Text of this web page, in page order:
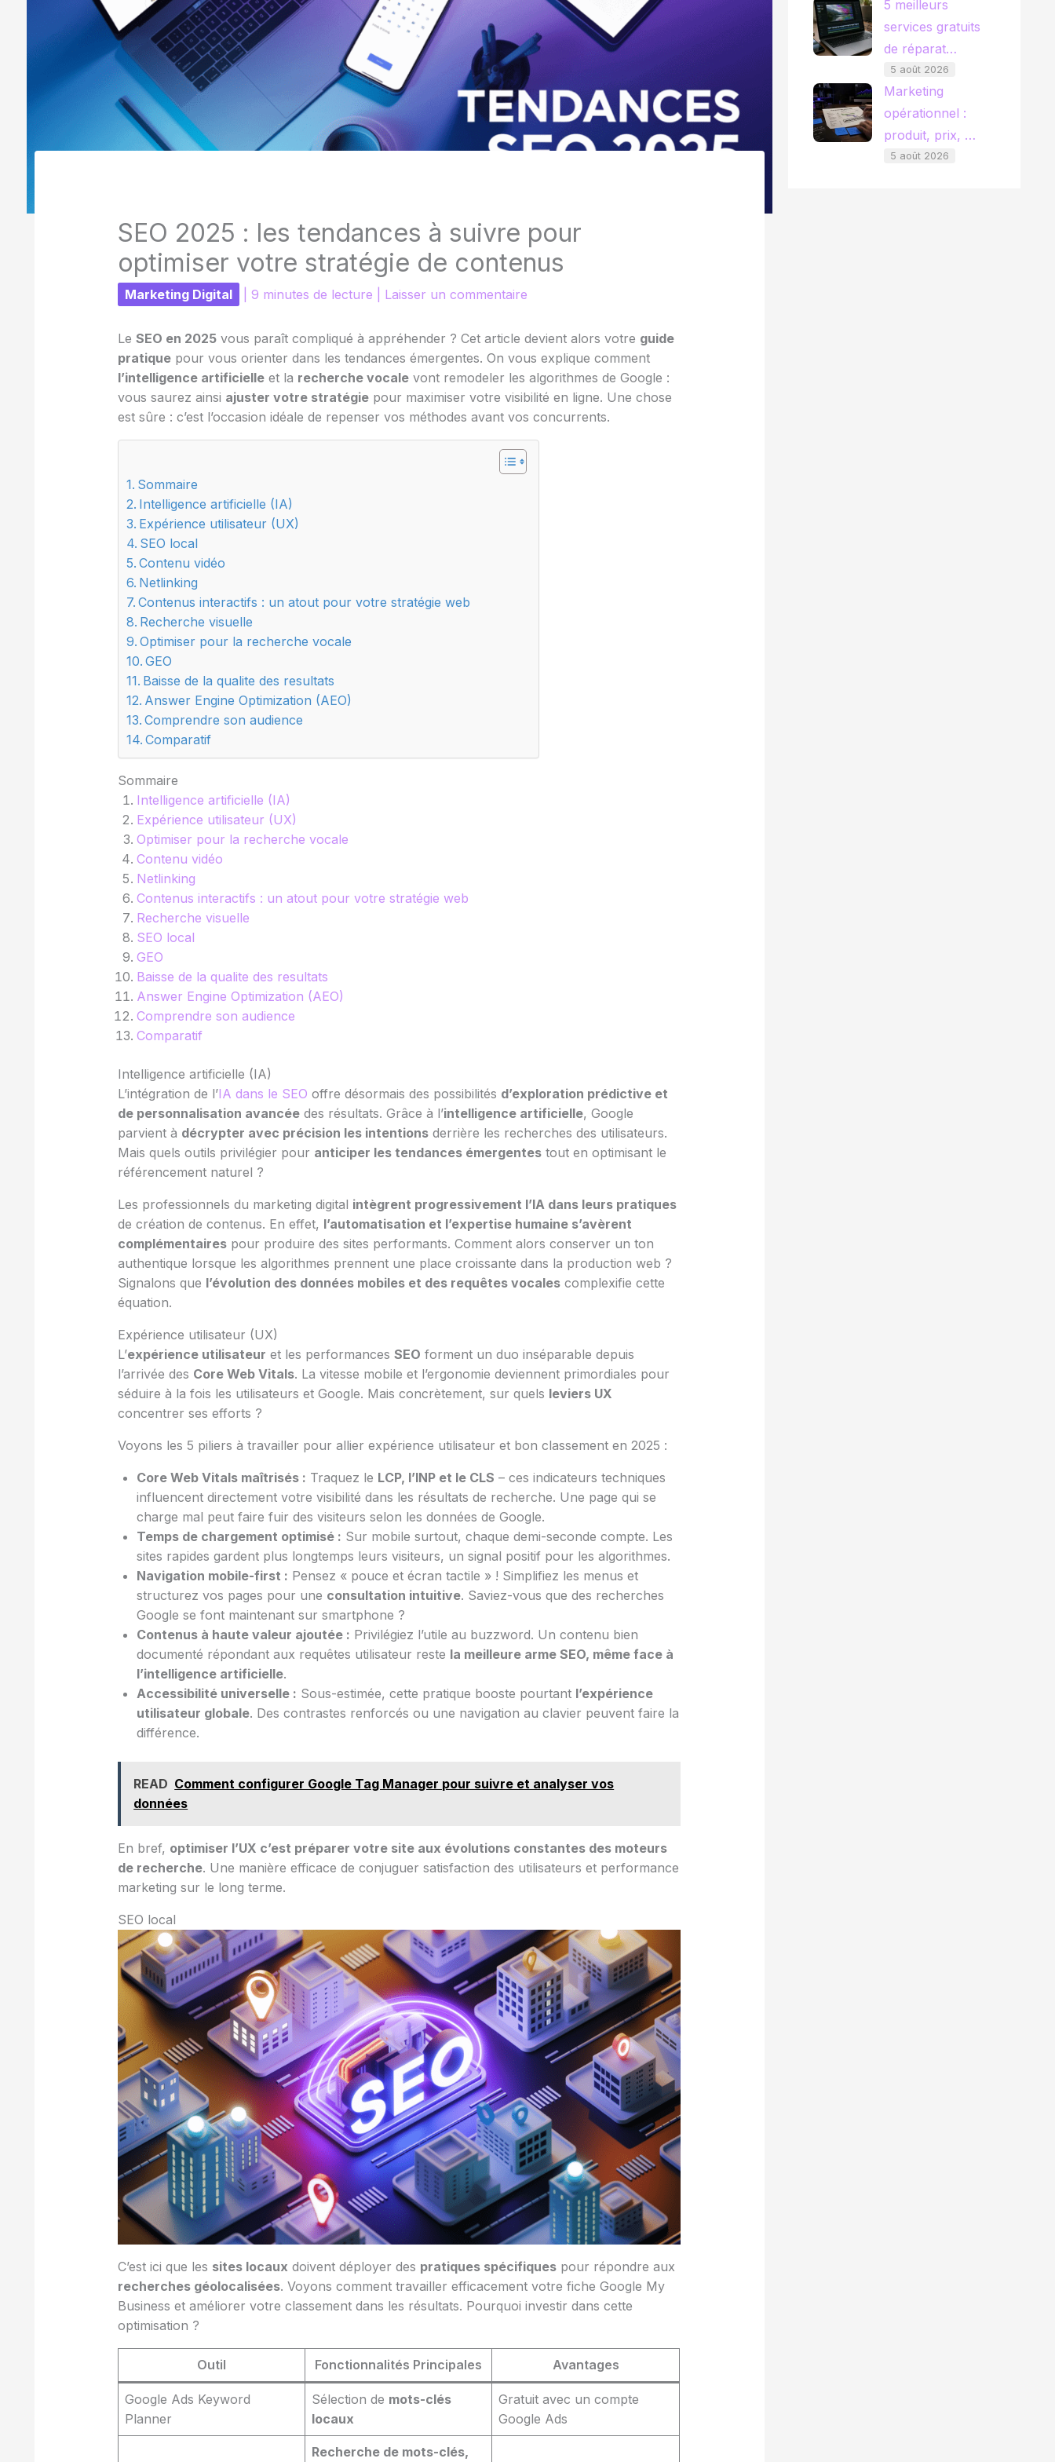
SEO 2025 : les tendances à suivre pour
optimiser votre stratégie de contenus
Marketing Digital |9 minutes de lecture Laisser un commentaire
LeSEO en 2025 vous paraît compliqué à appréhender ? Cet article devient alors votre guide
pratique pour vous orienter dans les tendances émergentes. On vous explique comment
l’intelligence artificielle et la recherche vocale vont remodeler les algorithmes de Google :
vous saurez ainsi ajuster votre stratégie pour maximiser votre visibilité en ligne. Une chose
est sûre : c’est l’occasion idéale de repenser vos méthodes avant vos concurrents.
Sommaire
Intelligence artificielle (IA)
Expérience utilisateur (UX)
SEO local
Contenu vidéo
Netlinking
Contenus interactifs : un atout pour votre stratégie web
Recherche visuelle
Optimiser pour la recherche vocale
GEO
Baisse de la qualite des resultats
Answer Engine Optimization (AEO)
Comprendre son audience
Comparatif
Sommaire
Intelligence artificielle (IA)
Expérience utilisateur (UX)
Optimiser pour la recherche vocale
Contenu vidéo
Netlinking
Contenus interactifs : un atout pour votre stratégie web
Recherche visuelle
SEO local
GEO
Baisse de la qualite des resultats
Answer Engine Optimization (AEO)
Comprendre son audience
Comparatif
Intelligence artificielle (IA)
L’intégration de l’IA dans le SEO offre désormais des possibilités d’exploration prédictive et
de personnalisation avancée des résultats. Grâce à l’intelligence artificielle, Google
parvient à décrypter avec précision les intentions derrière les recherches des utilisateurs.
Mais quels outils privilégier pour anticiper les tendances émergentes tout en optimisant le
référencement naturel ?
Les professionnels du marketing digital intègrent progressivement l’IA dans leurs pratiques
de création de contenus. En effet, l’automatisation et l’expertise humaine s’avèrent
complémentaires pour produire des sites performants. Comment alors conserver un ton
authentique lorsque les algorithmes prennent une place croissante dans la production web ?
Signalons que l’évolution des données mobiles et des requêtes vocales complexifie cette
équation.
Expérience utilisateur (UX)
L’expérience utilisateur et les performancesSEO forment un duo inséparable depuis
l’arrivée des Core Web Vitals. La vitesse mobile et l’ergonomie deviennent primordiales pour
séduire à la fois les utilisateurs et Google. Mais concrètement, sur quels leviers UX
concentrer ses efforts ?
Voyons les 5 piliers à travailler pour allier expérience utilisateur et bon classement en 2025 :
Core Web Vitals maîtrisés : Traquez le LCP, l’INP et le CLS – ces indicateurs techniques
influencent directement votre visibilité dans les résultats de recherche. Une page qui se
charge mal peut faire fuir des visiteurs selon les données de Google.
Temps de chargement optimisé : Sur mobile surtout, chaque demi-seconde compte. Les
sites rapides gardent plus longtemps leurs visiteurs, un signal positif pour les algorithmes.
Navigation mobile-first : Pensez « pouce et écran tactile » ! Simplifiez les menus et
structurez vos pages pour une consultation intuitive. Saviez-vous que des recherches
Google se font maintenant sur smartphone ?
Contenus à haute valeur ajoutée : Privilégiez l’utile au buzzword. Un contenu bien
documenté répondant aux requêtes utilisateur reste la meilleure arme SEO, même face à
l’intelligence artificielle.
Accessibilité universelle : Sous-estimée, cette pratique booste pourtant l’expérience
utilisateur globale. Des contrastes renforcés ou une navigation au clavier peuvent faire la
différence.
READ Comment configurer Google Tag Manager pour suivre et analyser vos
données
En bref, optimiser l’UX c’est préparer votre site aux évolutions constantes des moteurs
de recherche. Une manière efficace de conjuguer satisfaction des utilisateurs et performance
marketing sur le long terme.
SEO local
C’est ici que les sites locaux doivent déployer des pratiques spécifiques pour répondre aux
recherches géolocalisées. Voyons comment travailler efficacement votre fiche Google My
Business et améliorer votre classement dans les résultats. Pourquoi investir dans cette
optimisation ?
Outil Fonctionnalités Principales Avantages
Google Ads Keyword
Planner
Sélection de mots-clés
locaux
Gratuit avec un compte
Google Ads
Recherche de mots-clés,
5 meilleurs
services gratuits
de réparat…
5 août 2026
Marketing
opérationnel :
produit, prix, …
5 août 2026